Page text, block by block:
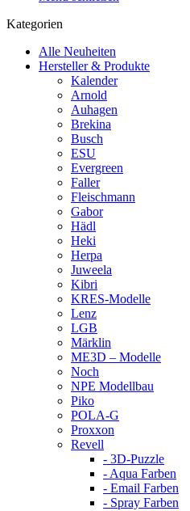
Kategorien
Alle Neuheiten
Hersteller & Produkte
Kalender
Arnold
Auhagen
Brekina
Busch
ESU
Evergreen
Faller
Fleischmann
Gabor
Hädl
Heki
Herpa
Juweela
Kibri
KRES-Modelle
Lenz
LGB
Märklin
ME3D – Modelle
Noch
NPE Modellbau
Piko
POLA-G
Proxxon
Revell
- 3D-Puzzle
- Aqua Farben
- Email Farben
- Spray Farben